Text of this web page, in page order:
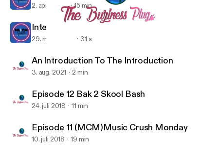
My Life Is Your Motivation
2. april 2023 15 min
Interlude
29. mars 2023 31 s
An Introduction To The Introduction
3. aug. 2021 2 min
Episode 12 Bak 2 Skool Bash
24. juli 2018 11 min
Episode 11 (MCM)Music Crush Monday
10. juli 2018 19 min